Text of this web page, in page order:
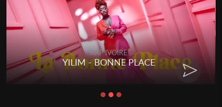
RAP IVOIRE
YILIM - BONNE PLACE